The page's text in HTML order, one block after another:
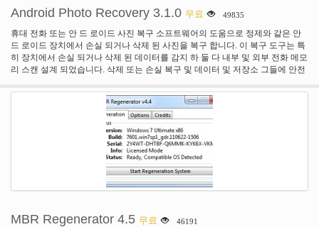
Android Photo Recovery 3.1.0 무료 49835
휴대 전화 또는 안 드 로이드 사진 복구 소프트웨어의 도움으로 정제와 같은 안
드 로이드 장치에서 손실 되거나 삭제 된 사진을 복구 합니다. 이 복구 도구는 특
히 장치에서 손실 되거나 삭제 된 데이터를 감지 하 둘 다 내부 및 외부 전화 메모
리 스캔 설계 되었습니다. 삭제 또는 손실 복구 및 데이터 및 저장소 그들에 안전
MBR Regenerator 4.5 무료 46191